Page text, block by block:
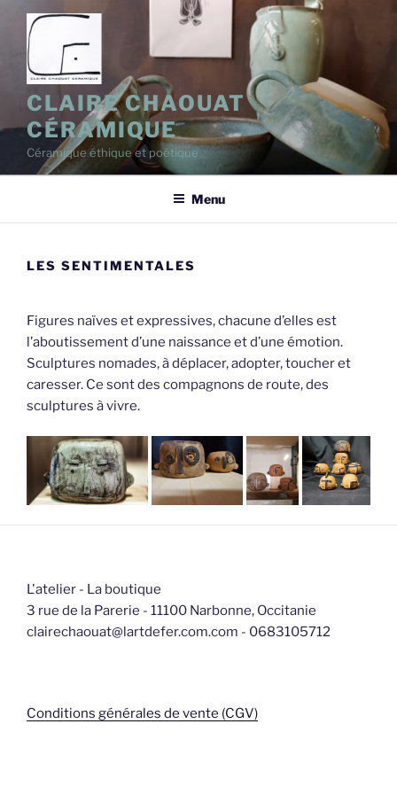
Aller
contenu
principal
CLAIRE CHAOUAT
CÉRAMIQUE
Céramique éthique et poétique
Menu
LES SENTIMENTALES
Figures naïves et expressives, chacune d’elles est
l’aboutissement d’une naissance et d’une émotion.
Sculptures nomades, à déplacer, adopter, toucher et
caresser. Ce sont des compagnons de route, des
sculptures à vivre.
L'atelier - La boutique
3 rue de la Parerie - 11100 Narbonne, Occitanie
clairechaouat@lartdefer.com.com - 0683105712
Conditions générales de vente (CGV)